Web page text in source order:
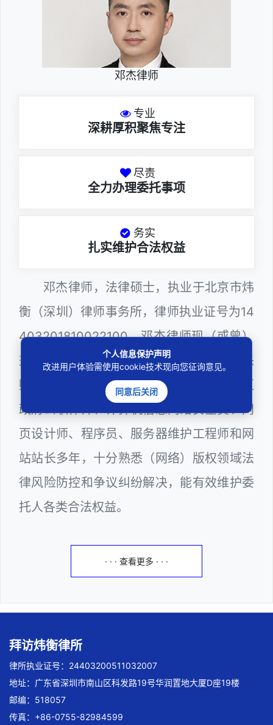
邓杰律师
专业
深耕厚积聚焦专注
尽责
全力办理委托事项
务实
扎实维护合法权益
邓杰律师，法律硕士，执业于北京市炜
衡（深圳）律师事务所，律师执业证号为14
403201810022100。邓杰律师现（或曾）
兼任深圳市人民政府听证员、深圳市政府采
购评审专家（法律类），曾担任深圳市某区
政府公职律师、计算机信息网络安全员、网
页设计师、程序员、服务器维护工程师和网
站站长多年，十分熟悉（网络）版权领域法
律风险防控和争议纠纷解决，能有效维护委
托人各类合法权益。
· · · 查看更多 · · ·
拜访炜衡律所
律所执业证号：24403200511032007
地址：广东省深圳市南山区科发路19号华润置地大厦D座19楼
邮编：518057
传真：+86-0755-82984599
个人信息保护声明
改进用户体验需使用cookie技术现向您征询意见。
同意后关闭